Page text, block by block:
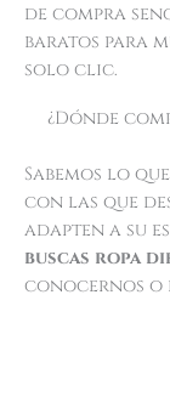
de compra
baratos para
solo clic.
¿Dónde
Sabemos lo
con las que
adapten a su
buscas ropa
conocernos o